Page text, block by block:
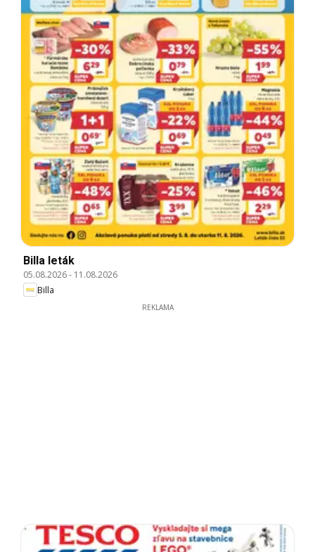
Billa leták
05.08.2026- 11.08.2026
Billa
REKLAMA